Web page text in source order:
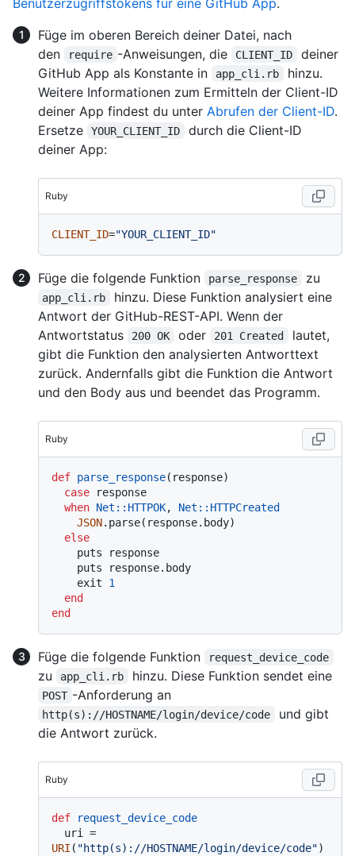
Füge im oberen Bereich deiner Datei, nach
den
require -Anweisungen, die CLIENT_ID
deiner
GitHub App als Konstante in
app_cli.rb
hinzu.
Weitere Informationen zum Ermitteln der Client-ID
deiner App findest du unter Abrufen der Client-ID.
Ersetze
YOUR_CLIENT_ID
durch die Client-ID
deiner App:
Ruby
CLIENT_ID="YOUR_CLIENT_ID"
Füge die folgende Funktion parse_response zu
app_cli.rb
hinzu. Diese Funktion analysiert eine
Antwort der GitHub-REST-API. Wenn der
Antwortstatus
200 OK oder 201 Created
lautet,
gibt die Funktion den analysierten Antworttext
zurück. Andernfalls gibt die Funktion die Antwort
und den Body aus und beendet das Programm.
Ruby
def parse_response( response)
case response
when Net : :HTTPOK, Net : :HTTPCreated
JSON.parse(response.body)
else
    exit
1
end
end
Füge die folgende Funktion request_device_code
zu app_cli.rb hinzu. Diese Funktion sendet eine
POST -Anforderung an
http(s)://HOSTNAME/login/device/code
und gibt
die Antwort zurück.
Ruby
def
request_device_code
URI ( "http(s)://HOSTNAME/login/device/code")